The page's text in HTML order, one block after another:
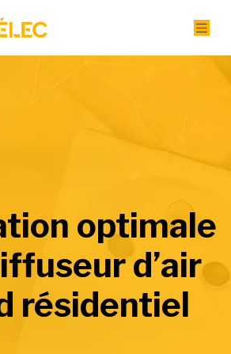
optimale
d’air
résidentiel